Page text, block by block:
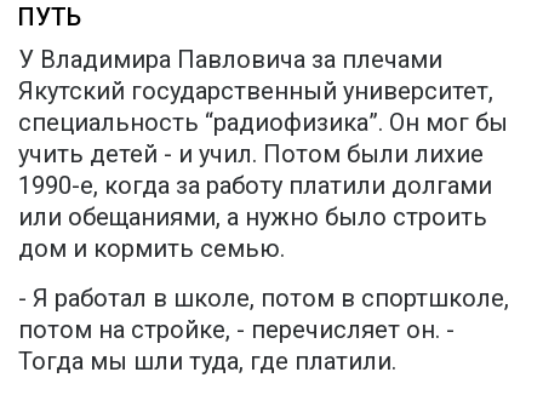
ПУТЬ
У Владимира Павловича за плечами
Якутский государственный университет,
специальность “радиофизика”. Он мог бы
учить детей - и учил. Потом были лихие
1990-е, когда за работу платили долгами
или обещаниями, а нужно было строить
дом и кормить семью.
- Я работал в школе, потом в спортшколе,
потом на стройке, - перечисляет он. -
Тогда мы шли туда, где платили.